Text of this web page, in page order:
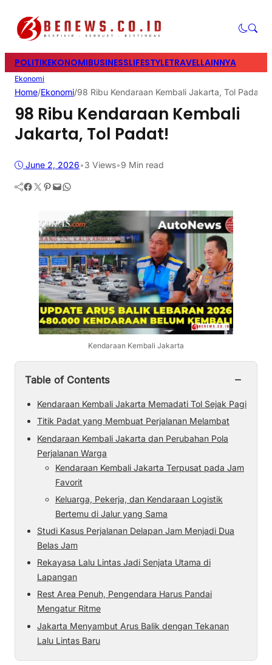
POLITIKEKONOMIBUSINESSLIFESTYLETRAVELLAINNYA
Ekonomi
Home/Ekonomi/98 Ribu Kendaraan Kembali Jakarta, Tol Padat!
98 Ribu Kendaraan Kembali
Jakarta, Tol Padat!
June 2, 2026•3 Views•9 Min read
Facebook Twitter Pinterest Mail WhatsApp
Kendaraan Kembali Jakarta
Table of Contents −
Kendaraan Kembali Jakarta Memadati Tol Sejak Pagi
Titik Padat yang Membuat Perjalanan Melambat
Kendaraan Kembali Jakarta dan Perubahan Pola
Perjalanan Warga
Kendaraan Kembali Jakarta Terpusat pada Jam
Favorit
Keluarga, Pekerja, dan Kendaraan Logistik
Bertemu di Jalur yang Sama
Studi Kasus Perjalanan Delapan Jam Menjadi Dua
Belas Jam
Rekayasa Lalu Lintas Jadi Senjata Utama di
Lapangan
Rest Area Penuh, Pengendara Harus Pandai
Mengatur Ritme
Jakarta Menyambut Arus Balik dengan Tekanan
Lalu Lintas Baru